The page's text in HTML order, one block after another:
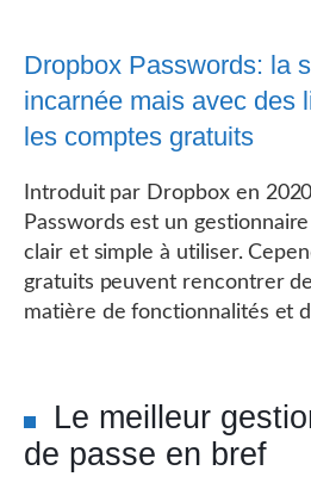
Dropbox Passwords: la
incarnée mais avec des
les comptes gratuits
Introduit par Dropbox en
Passwords est un
clair et simple à utiliser.
gratuits peuvent rencontrer
matière de fonctionnalités et
Le meilleur
de passe en bref